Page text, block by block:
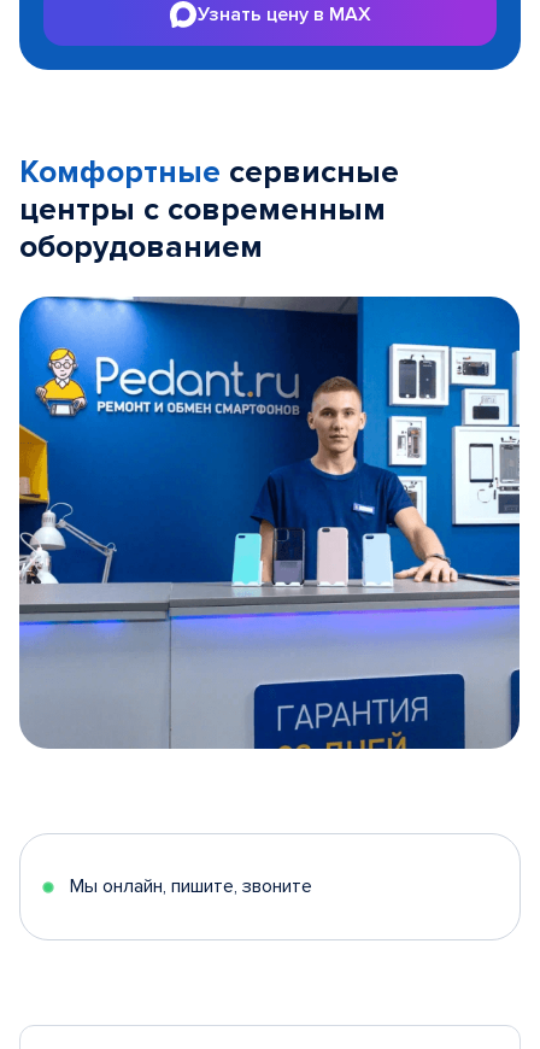
Узнать цену в MAX
Комфортные сервисные
центры с современным
оборудованием
5
Мы онлайн, пишите, звоните